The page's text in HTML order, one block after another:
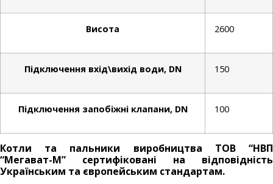
Висота 2600
Підключення вхід\вихід води, DN 150
Підключення запобіжні клапани, DN 100
Котли та пальники виробництва ТОВ “НВП
“Мегават-М” сертифіковані на відповідність
Українським та європейським стандартам.